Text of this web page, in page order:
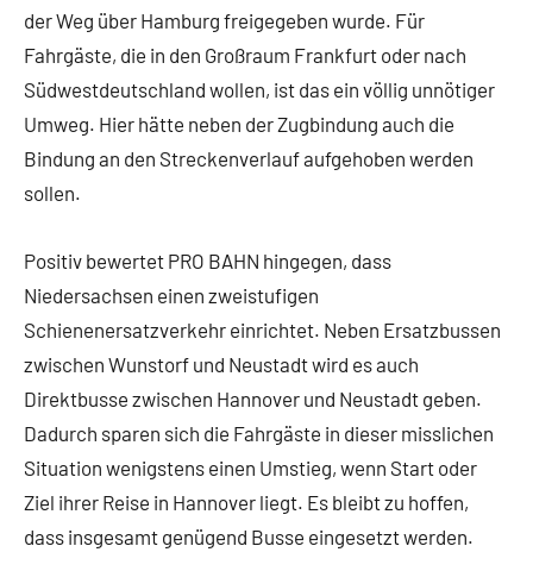
der Weg über Hamburg freigegeben wurde. Für
Fahrgäste, die in den Großraum Frankfurt oder nach
Südwestdeutschland wollen, ist das ein völlig unnötiger
Umweg. Hier hätte neben der Zugbindung auch die
Bindung an den Streckenverlauf aufgehoben werden
sollen.
Positiv bewertet PRO BAHN hingegen, dass
Niedersachsen einen zweistufigen
Schienenersatzverkehr einrichtet. Neben Ersatzbussen
zwischen Wunstorf und Neustadt wird es auch
Direktbusse zwischen Hannover und Neustadt geben.
Dadurch sparen sich die Fahrgäste in dieser misslichen
Situation wenigstens einen Umstieg, wenn Start oder
Ziel ihrer Reise in Hannover liegt. Es bleibt zu hoffen,
dass insgesamt genügend Busse eingesetzt werden.